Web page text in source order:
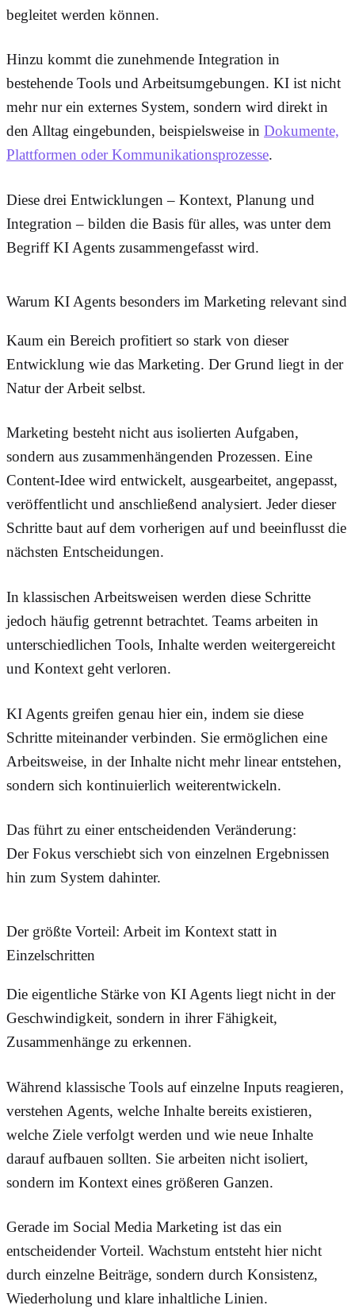
begleitet werden können.
Hinzu kommt die zunehmende Integration in
bestehende Tools und Arbeitsumgebungen. KI ist nicht
mehr nur ein externes System, sondern wird direkt in
den Alltag eingebunden, beispielsweise in Dokumente,
Plattformen oder Kommunikationsprozesse.
Diese drei Entwicklungen – Kontext, Planung und
Integration – bilden die Basis für alles, was unter dem
Begriff KI Agents zusammengefasst wird.
Warum KI Agents besonders im Marketing relevant sind
Kaum ein Bereich profitiert so stark von dieser
Entwicklung wie das Marketing. Der Grund liegt in der
Natur der Arbeit selbst.
Marketing besteht nicht aus isolierten Aufgaben,
sondern aus zusammenhängenden Prozessen. Eine
Content-Idee wird entwickelt, ausgearbeitet, angepasst,
veröffentlicht und anschließend analysiert. Jeder dieser
Schritte baut auf dem vorherigen auf und beeinflusst die
nächsten Entscheidungen.
In klassischen Arbeitsweisen werden diese Schritte
jedoch häufig getrennt betrachtet. Teams arbeiten in
unterschiedlichen Tools, Inhalte werden weitergereicht
und Kontext geht verloren.
KI Agents greifen genau hier ein, indem sie diese
Schritte miteinander verbinden. Sie ermöglichen eine
Arbeitsweise, in der Inhalte nicht mehr linear entstehen,
sondern sich kontinuierlich weiterentwickeln.
Das führt zu einer entscheidenden Veränderung:
Der Fokus verschiebt sich von einzelnen Ergebnissen
hin zum System dahinter.
Der größte Vorteil: Arbeit im Kontext statt in
Einzelschritten
Die eigentliche Stärke von KI Agents liegt nicht in der
Geschwindigkeit, sondern in ihrer Fähigkeit,
Zusammenhänge zu erkennen.
Während klassische Tools auf einzelne Inputs reagieren,
verstehen Agents, welche Inhalte bereits existieren,
welche Ziele verfolgt werden und wie neue Inhalte
darauf aufbauen sollten. Sie arbeiten nicht isoliert,
sondern im Kontext eines größeren Ganzen.
Gerade im Social Media Marketing ist das ein
entscheidender Vorteil. Wachstum entsteht hier nicht
durch einzelne Beiträge, sondern durch Konsistenz,
Wiederholung und klare inhaltliche Linien.